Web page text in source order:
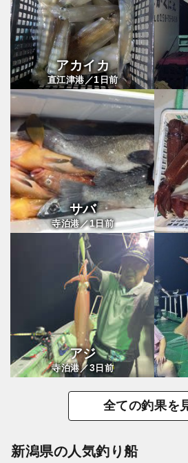
アカイカ
直江津港／1 日前
サバ
寺泊港／1日前
アジ
寺泊港／3日前
全ての釣果を
新潟県の人気釣り船